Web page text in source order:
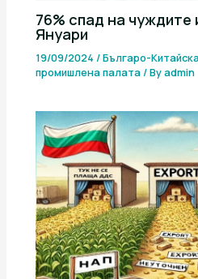
76% спад на чуждите
Януари
19/09/2024/Българо-
промишлена палaта/ Byadmin